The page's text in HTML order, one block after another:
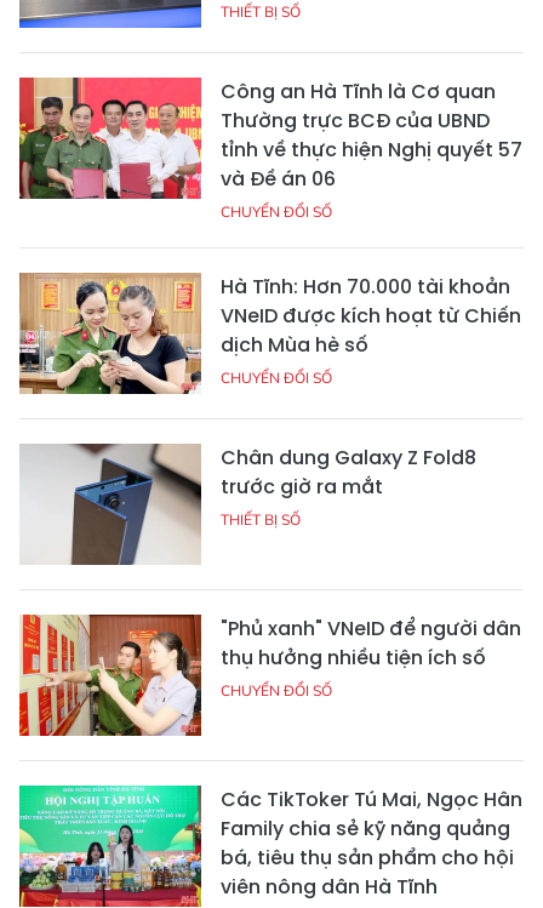
THIẾT BỊ SỐ
Công an Hà Tĩnh là Cơ quan
Thường trực BCĐ của UBND
tỉnh về thực hiện Nghị quyết 57
và Đề án 06
CHUYỂN ĐỔI SỐ
Hà Tĩnh: Hơn 70.000 tài khoản
VNeID được kích hoạt từ Chiến
dịch Mùa hè số
CHUYỂN ĐỔI SỐ
Chân dung Galaxy Z Fold8
trước giờ ra mắt
THIẾT BỊ SỐ
"Phủ xanh" VNeID để người dân
thụ hưởng nhiều tiện ích số
CHUYỂN ĐỔI SỐ
Các TikToker Tú Mai, Ngọc Hân
Family chia sẻ kỹ năng quảng
bá, tiêu thụ sản phẩm cho hội
viên nông dân Hà Tĩnh